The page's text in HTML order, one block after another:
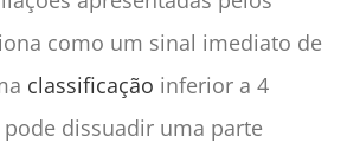
como um sinal imediato de
classificação inferior a 4
dissuadir uma parte